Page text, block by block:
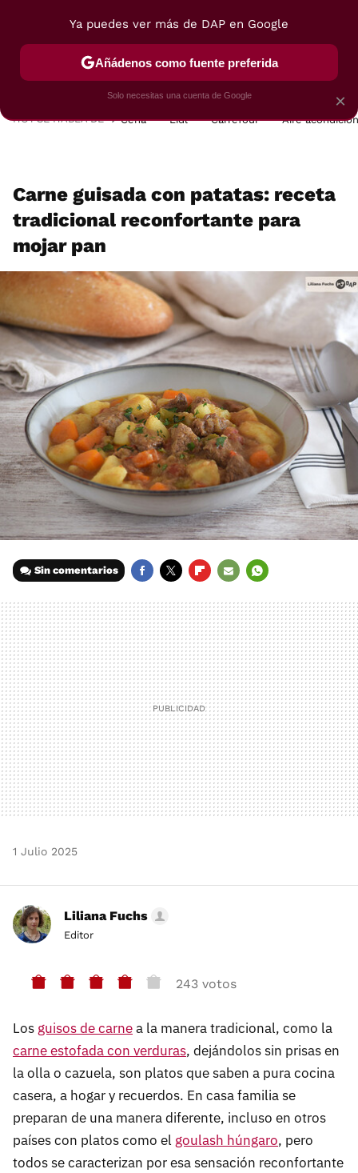
POSTRES VIAJES SELECCIÓN VEGUI
HOY SE HABLA DE Cena Lidl Carrefour Aire
Carne guisada con patatas: receta
tradicional reconfortante para
mojar pan
Sin comentarios
MAIL
1 Julio 2025
Liliana Fuchs
Editor
243 votos
Losguisos de carnea la manera tradicional, como la
carne estofada con verduras, dejándolos sin prisas en
la olla o cazuela, son platos que saben a pura cocina
casera, a hogar y recuerdos. En casa familia se
preparan de una manera diferente, incluso en otros
países con platos como el goulash húngaro, pero
todos se caracterizan por esa sensación reconfortante
×
Ya puedes ver más de DAP en Google
Añádenos como fuente preferida
Solo necesitas una cuenta de Google